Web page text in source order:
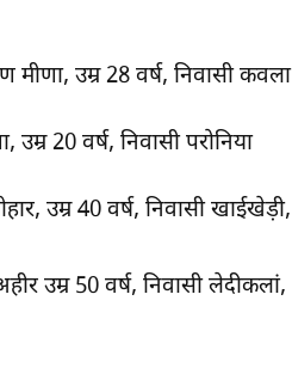
मीणा, उम्र 28 वर्ष, निवासी कवला
उम्र 20 वर्ष, निवासी परोनिया
उम्र 40 वर्ष, निवासी खाईखेड़ी,
उम्र 50 वर्ष, निवासी लेदीकलां,